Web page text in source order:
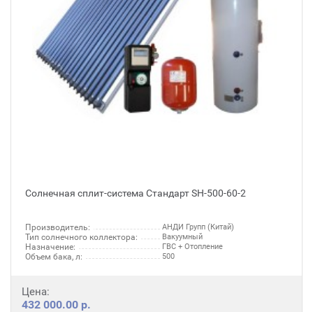
Солнечная сплит-система Стандарт SH-500-60-2
Производитель: АНДИ Групп (Китай)
Тип солнечного коллектора: Вакуумный
Назначение: ГВС + Отопление
Объем бака, л: 500
Цена:
432 000.00 р.